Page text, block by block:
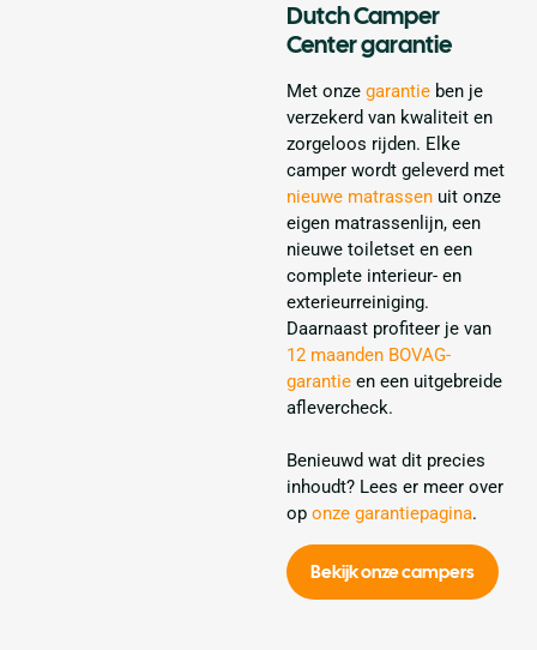
Dutch Camper
Center garantie
Met onze garantieben je
verzekerd van kwaliteit en
zorgeloos rijden. Elke
camper wordt geleverd met
nieuwe matrassenuit onze
eigen matrassenlijn, een
nieuwe toiletset en een
complete interieur- en
exterieurreiniging.
Daarnaast profiteer je van
12 maanden BOVAG-
garantieen een uitgebreide
aflevercheck.
Benieuwd wat dit precies
inhoudt? Lees er meer over
op onze garantiepagina.
Bekijk onze campers